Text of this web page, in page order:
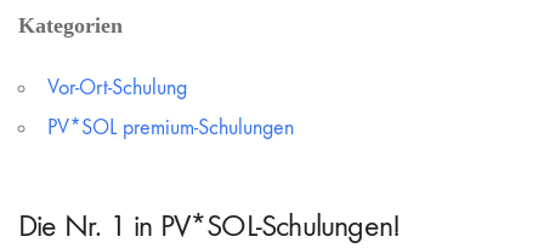
Kategorien
Vor-Ort-Schulung
PV*SOL premium-Schulungen
Die Nr. 1 in PV*SOL-Schulungen!